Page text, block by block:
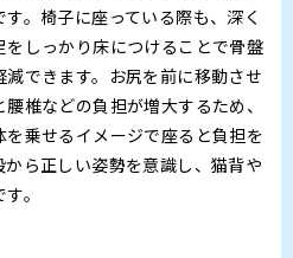
。椅子に座っている際も、深く
しっかり床につけることで骨盤
できます。お尻を前に移動させ
椎などの負担が増大するため、
乗せるイメージで座ると負担を
ら正しい姿勢を意識し、猫背や
。